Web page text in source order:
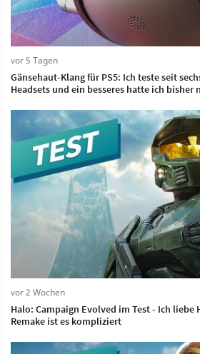
vor 5 Tagen
Gänsehaut-Klang für PS5: Ich teste seit
Headsets und ein besseres hatte ich bisher
vor 2 Wochen
Halo: Campaign Evolved im Test - Ich liebe
Remake ist es kompliziert